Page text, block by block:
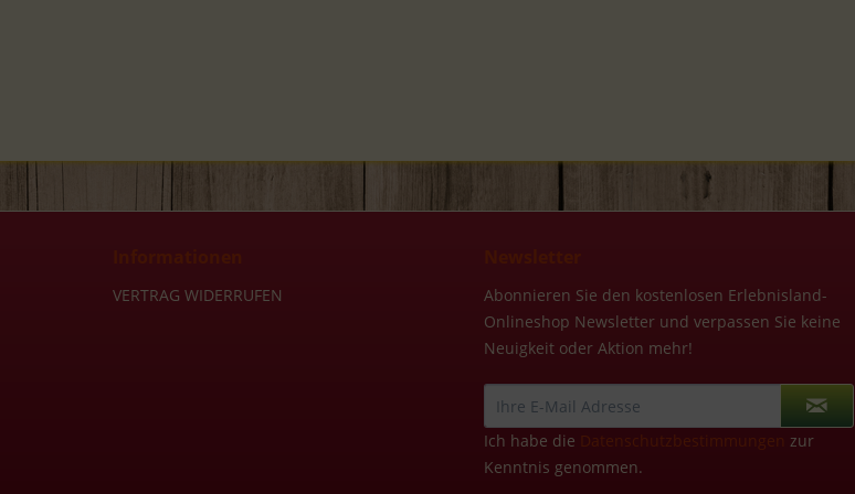
VERTRAG WIDERRUFEN
Abonnieren Sie den kostenlosen Erlebnisland-
Onlineshop Newsletter und verpassen Sie keine
Neuigkeit oder Aktion mehr!
Ich habe die Datenschutzbestimmungen zur
Kenntnis genommen.